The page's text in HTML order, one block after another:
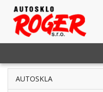
AUTOSKLA